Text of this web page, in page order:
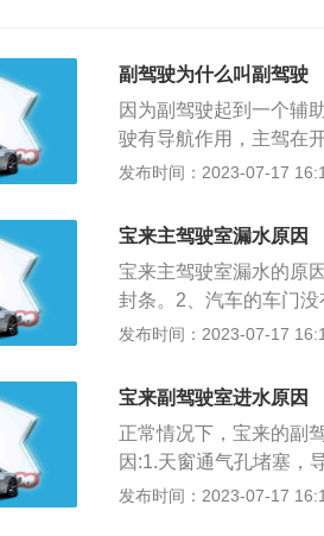
副驾驶为什么叫副驾驶
因为副驾驶起到一个辅
驶有导航作用，主驾在
这时候副驾驶的作用就
以，随时观察周边道路
高速，一跑就是几小时
度，相反在开车途中，
所有副驾会给司机起到
关扩展：坐在副驾驶的
手画脚，这就是对别人
正确的提出意见，并履
发布时间：2023-07-17
宝来主驾驶室漏水原因
宝来主驾驶室漏水的原
封条。2、汽车的车门
驾驶室车门变形，要全
塞，在下雨的时候，雨
孔的堵塞。5、天窗的
天窗的橡胶圈老化后，
的时候，直接用高压枪
形、老化。解决办法：
发布时间：2023-07-17
宝来副驾驶室进水原因
正常情况下，宝来的副
因:1.天窗通气孔堵塞，
玻璃右下边缘的排水槽
发布时间：2023-07-17